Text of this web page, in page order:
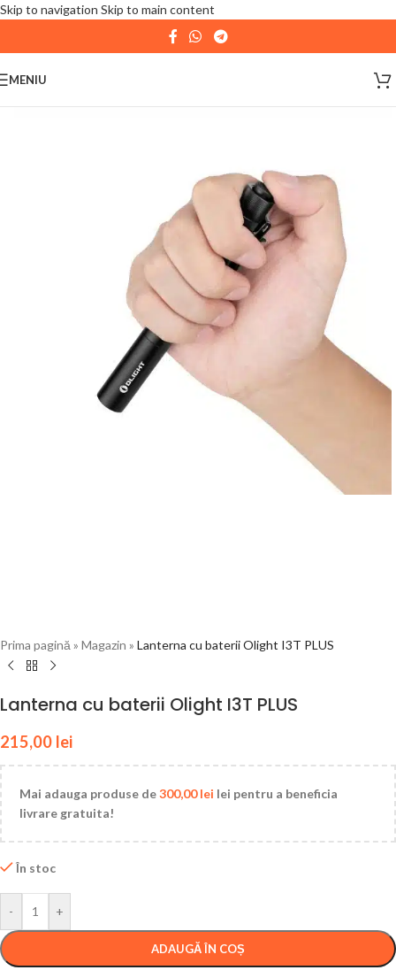
Skip to navigation Skip to main content
| 📦 Program livrari|In perioada11 August - 18
August,
MENIU
Prima pagină » Magazin » Lanterna cu baterii Olight I3T PLUS
Lanterna cu baterii Olight I3T PLUS
215,00 lei
Mai adauga produse de300,00lei lei pentru a beneficia
livrare gratuita!
În stoc
- +
ADAUGĂ ÎN COȘ